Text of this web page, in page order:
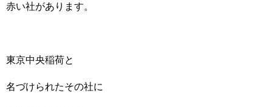
赤い社があります。
東京中央稲荷と
名づけられたその社に